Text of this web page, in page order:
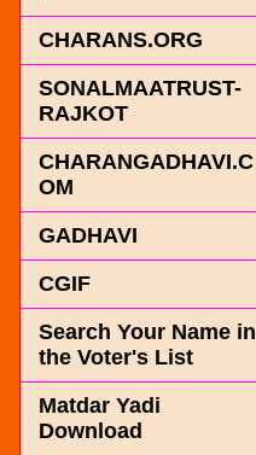
CHARANS.ORG
SONALMAATRUST-
RAJKOT
CHARANGADHAVI.C
OM
GADHAVI
CGIF
Search Your Name in
the Voter's List
Matdar Yadi
Download